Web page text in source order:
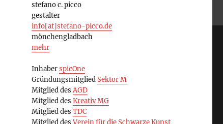
stefano c. picco
gestalter
info[at]stefano-picco.de
mönchengladbach
mehr
InhaberspicOne
GründungsmitgliedSektor M
Mitglied desAGD
Mitglied des Kreativ MG
Mitglied des TDC